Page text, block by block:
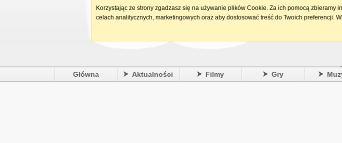
Główna Aktualności Filmy Gry
Korzystając ze strony zgadzasz się na używanie plików Cookie. Za ich pomocą
celach analitycznych, marketingowych oraz aby dostosować treść do Twoich preferencji.